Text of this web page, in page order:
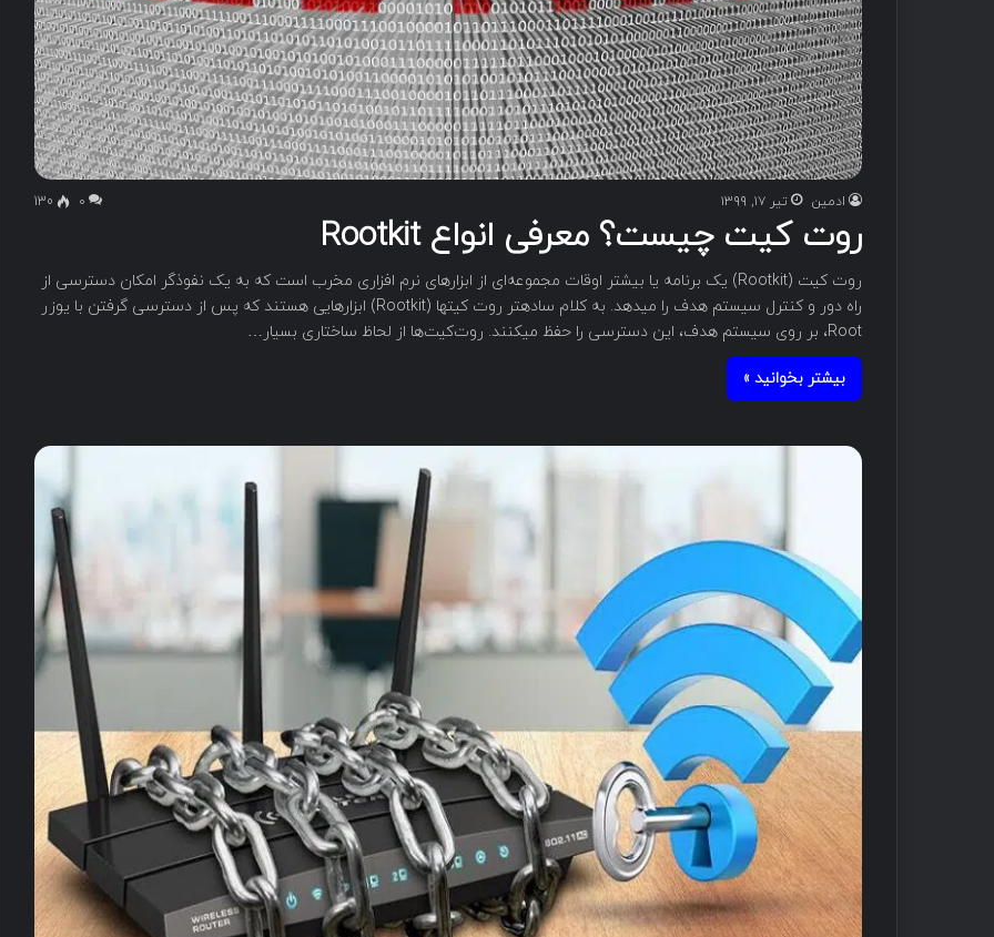
ادمین تیر ۱۷, ۱۳۹۹ ۰ 130
روت کیت چیست؟ معرفی انواع Rootkit
روت کیت (Rootkit) یک برنامه یا بیشتر اوقات مجموعه‌ای از ابزارهای نرم افزاری مخرب است که به یک نفوذگر امکان دسترسی از
راه دور و کنترل سیستم هدف را میدهد. به کلام سادهتر روت کیتها (Rootkit) ابزارهایی هستند که پس از دسترسی گرفتن با یوزر
Root، بر روی سیستم هدف، این دسترسی را حفظ میکنند. روت‌کیت‌ها از لحاظ ساختاری بسیار…
بیشتر بخوانید »